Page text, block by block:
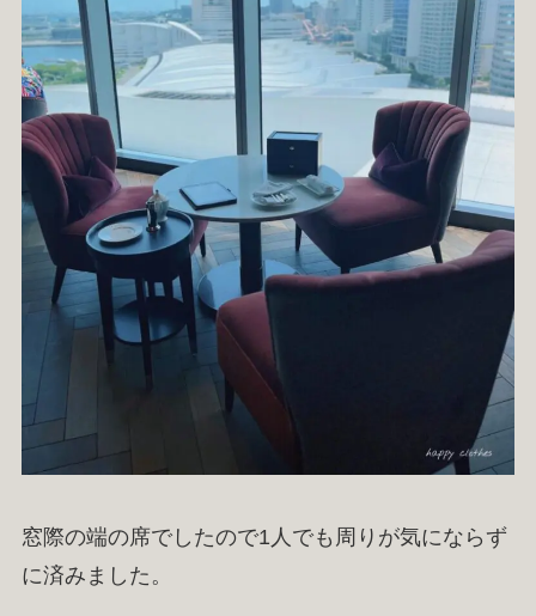
窓際の端の席でしたので1人でも周りが気にならず
に済みました。